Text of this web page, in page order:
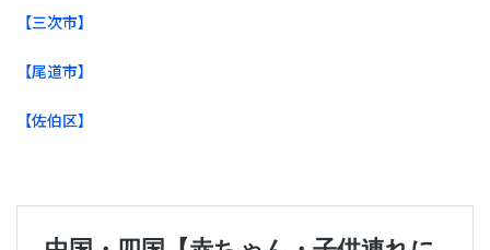
【三次市】
【尾道市】
【佐伯区】